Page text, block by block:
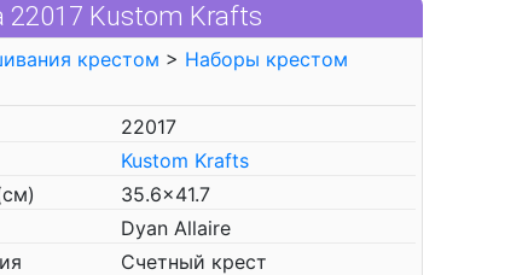
Kustom Krafts
крестом > Наборы крестом
22017
Kustom Krafts
35.6x41.7
Dyan Allaire
Счетный крест